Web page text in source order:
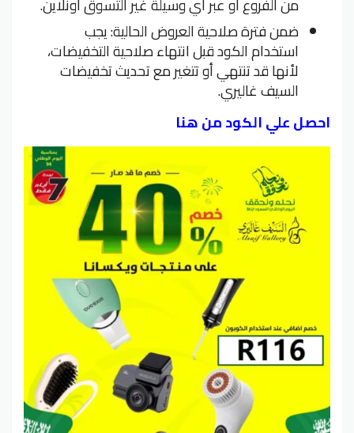
ضمن فترة صلاحية العروض الحالية: يجب
استخدام الكود قبل انتهاء صلاحية التخفيضات،
لأنها قد تنتهي أو تتغير مع تحديث تخفيضات
السيف غاليري.
احصل علي الكود من هنا